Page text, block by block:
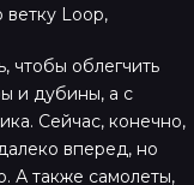
Loop,
чтобы облегчить
и дубины, а с
Сейчас, конечно,
вперед, но
А также самолеты,